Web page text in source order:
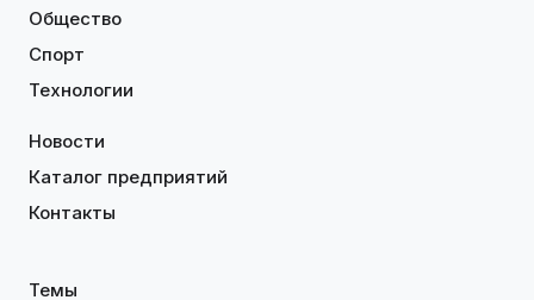
Общество
Спорт
Технологии
Новости
Каталог предприятий
Контакты
Темы